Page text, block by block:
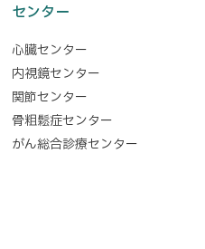
センター
心臓センター
内視鏡センター
関節センター
骨粗鬆症センター
がん総合診療センター